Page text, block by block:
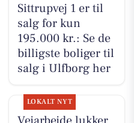
Sittrupvej 1 er til
salg for kun
195.000 kr.: Se de
billigste boliger til
salg i Ulfborg her
LOKALT NYT